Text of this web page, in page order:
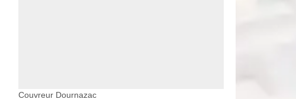
Couvreur Dournazac